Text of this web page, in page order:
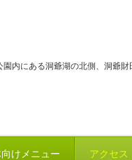
内にある洞爺湖の北側、洞爺
けメニュー アクセス